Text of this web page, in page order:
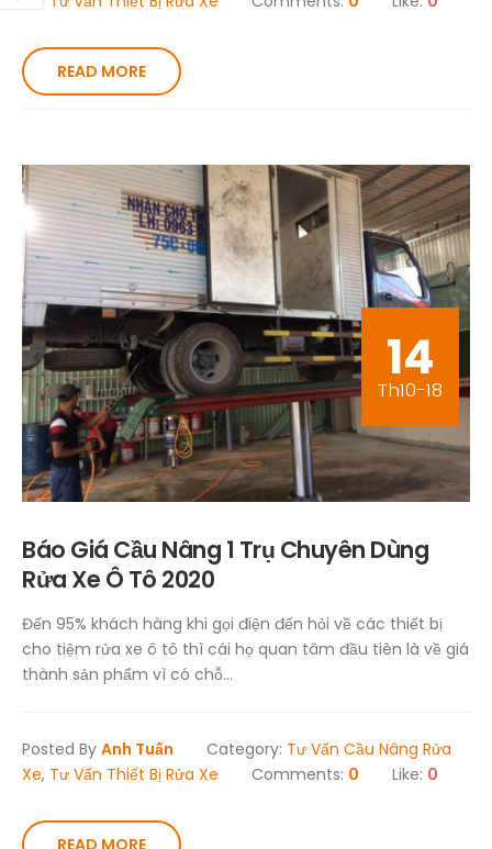
READ MORE
14
Th10-18
Báo Giá Cầu Nâng 1 Trụ Chuyên Dùng
Rửa Xe Ô Tô 2020
Đến 95% khách hàng khi gọi điện đến hỏi về các thiết bị
cho tiệm rửa xe ô tô thì cái họ quan tâm đầu tiên là về giá
thành sản phẩm vì có chỗ...
Posted By Anh Tuấn Category: Tư Vấn Cầu Nâng Rửa
Xe, Tư Vấn Thiết Bị Rửa Xe Comments: 0 Like: 0
READ MORE